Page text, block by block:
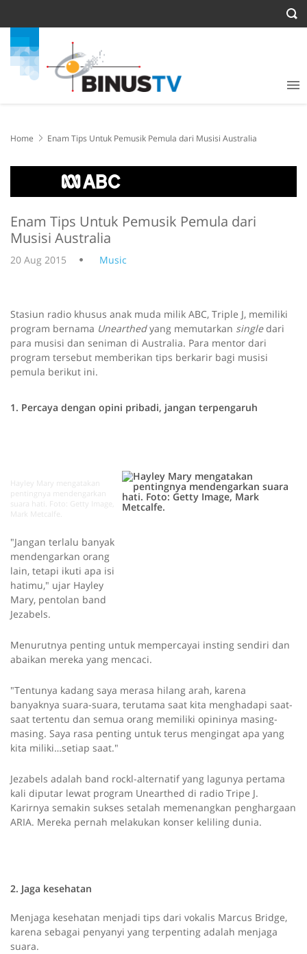
Home Enam Tips Untuk Pemusik Pemula dari Musisi Australia
Enam Tips Untuk Pemusik Pemula dari
Musisi Australia
20 Aug 2015 Music
Stasiun radio khusus anak muda milik ABC, Triple J, memiliki
program bernama Unearthedyang memutarkan singledari
para musisi dan seniman di Australia. Para mentor dari
program tersebut memberikan tips berkarir bagi musisi
pemula berikut ini.
1. Percaya dengan opini pribadi, jangan terpengaruh
Hayley Mary mengatakan
pentingnya mendengarkan
suara hati. Foto: Getty Image,
Mark Metcalfe.
"Jangan terlalu banyak
mendengarkan orang
lain, tetapi ikuti apa isi
hatimu," ujar Hayley
Mary, pentolan band
Jezabels.
Menurutnya penting untuk mempercayai insting sendiri dan
abaikan mereka yang mencaci.
"Tentunya kadang saya merasa hilang arah, karena
banyaknya suara-suara, terutama saat kita menghadapi saat-
saat tertentu dan semua orang memiliki opininya masing-
masing. Saya rasa penting untuk terus mengingat apa yang
kita miliki…setiap saat."
Jezabels adalah band rockl-alternatif yang lagunya pertama
kali diputar lewat program Unearthed di radio Tripe J.
Karirnya semakin sukses setalah memenangkan penghargaan
ARIA. Mereka pernah melakukan konser keliling dunia.
2. Jaga kesehatan
Menjaga kesehatan menjadi tips dari vokalis Marcus Bridge,
karena sebagai penyanyi yang terpenting adalah menjaga
suara.